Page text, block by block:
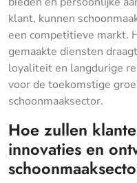
klant, kunnen
een competitieve markt.
gemaakte diensten
loyaliteit en langdurige
voor de toekomstige
schoonmaaksector.
Hoe zullen
innovaties en